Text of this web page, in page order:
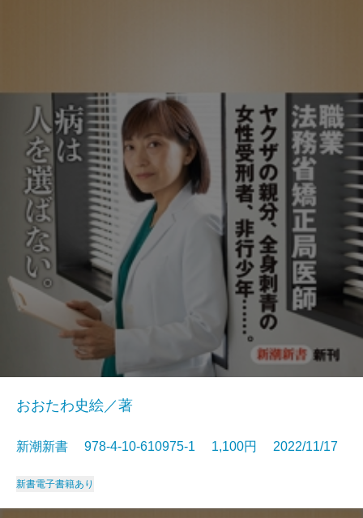
おおたわ史絵／著
新潮新書 978-4-10-610975-1 1,100円 2022/11/17
新書電子書籍あり